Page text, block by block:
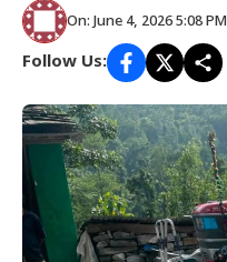
On: June 4, 2026 5:08 PM
Follow Us: